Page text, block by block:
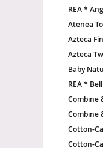
REA *
Atenea
Azteca
Azteca
Baby
REA *
Combine
Combine
Cotton-
Cotton-